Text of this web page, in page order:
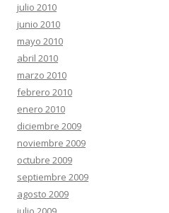
julio 2010
junio 2010
mayo 2010
abril 2010
marzo 2010
febrero 2010
enero 2010
diciembre 2009
noviembre 2009
octubre 2009
septiembre 2009
agosto 2009